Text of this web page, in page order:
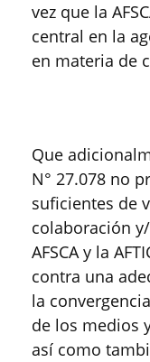
vez que la
central en la
en materia de
Que
N° 27.078 no
suficientes de
colaboración
AFSCA y la
contra una
la
de los medios
así como